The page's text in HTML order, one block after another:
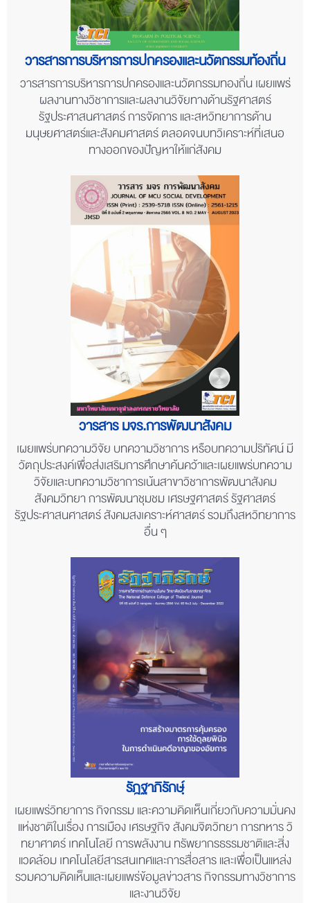
วารสารการบริหารการปกครองและนวัตกรรมท้องถิ่น
วารสารการบริหารการปกครองและนวัตกรรมทองถิ่น เผยแพร่
ผลงานทางวิชาการและผลงานวิจัยทางด้านรัฐศาสตร์
รัฐประศาสนศาสตร์ การจัดการ และสหวิทยาการด้าน
มนุษยศาสตร์และสังคมศาสตร์ ตลอดจนบทวิเคราะห์ที่เสนอ
ทางออกของปัญหาให้แก่สังคม
วารสาร มจร.การพัฒนาสังคม
เผยแพร่บทความวิจัย บทความวิชาการ หรือบทความปริทัศน์ มี
วัตถุประสงค์เพื่อส่งเสริมการศึกษาค้นคว้าและเผยแพร่บทความ
วิจัยและบทความวิชาการเน้นสาขาวิชาการพัฒนาสังคม
สังคมวิทยา การพัฒนาชุมชม เศรษฐศาสตร์ รัฐศาสตร์
รัฐประศาสนศาสตร์ สังคมสงเคราะห์ศาสตร์ รวมถึงสหวิทยาการ
อื่น ๆ
รัฎฐาภิรักษ์ฺ
เผยแพร่วิทยาการ กิจกรรม และความคิดเห็นเกี่ยวกับความมั่นคง
แห่งชาติในเรื่อง การเมือง เศรษฐกิจ สังคมจิตวิทยา การทหาร วิ
ทยาศาตร์ เทคโนโลยี การพลังงาน ทรัพยากรธรรมชาติและสิ่ง
แวดล้อม เทคโนโลยีสารสนเทศและการสื่อสาร และเพื่อเป็นแหล่ง
รวมความคิดเห็นและเผยแพร่ข้อมูลข่าวสาร กิจกรรมทางวิชาการ
และงานวิจัย